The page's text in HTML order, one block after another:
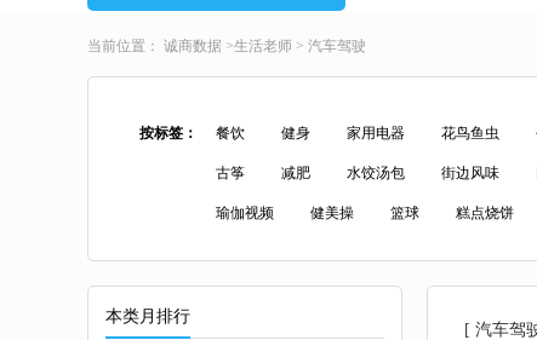
当前位置： 诚商数据 >生活老师 > 汽车驾驶
按标签： 餐饮 健身 家用电器 花鸟鱼虫
古筝 减肥 水饺汤包 街边风味
瑜伽视频 健美操 篮球 糕点烧饼
本类月排行
[ 汽车驾